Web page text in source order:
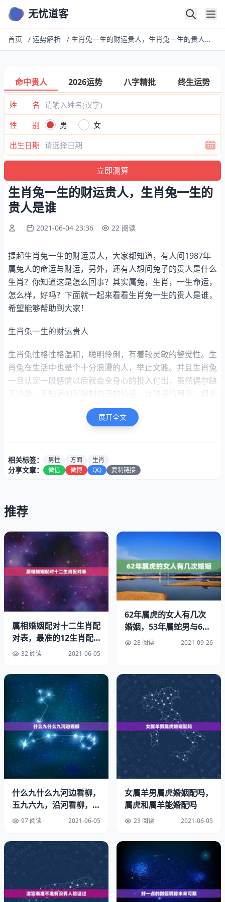
无忧道客
首页 / 运势解析 / 生肖兔一生的财运贵人，生肖兔一生的贵人是谁
命中贵人 2026运势 八字精批 终生运势
姓 名
性 别
男
女
出生日期
生肖兔一生的财运贵人，生肖兔一生的
贵人是谁
2021-06-04 23:36 22 阅读
提起生肖兔一生的财运贵人，大家都知道，有人问1987年
属兔人的命运与财运，另外，还有人想问兔子的贵人是什么
生肖？你知道这是怎么回事？其实属兔，生肖，一生命运，
怎么样，好吗？下面就一起来看看生肖兔一生的贵人是谁，
希望能够帮助到大家！
生肖兔一生的财运贵人
生肖兔性格性格温和，聪明伶俐，有着较灵敏的警觉性。生
肖兔在生活中也是个十分浪漫的人，举止文雅。并且生肖兔
一旦认定一段感情以后就会全身心的投入付出，虽然偶尔缺
乏冷静，不知道如何控制自己的情感，比较感情用事。但多
数时候生肖是兔的人还是十分温暖体贴的。他们心思缜密，
善于沟通和交际，所以人缘也特别好。生肖兔命中有两大贵
生肖是兔的人不善与人争斗，生活中谦虚礼让。为人和善，
乐于助人。所以积攒了不少好人缘。做事谦虚谨慎，但是有
放在心上，并且自己为了这些谣言暗自努力，改变自己，让
麻烦事，在他们看来，人和人的关系是很容易被建立起来
的，维持也是一样。但前提是自己要努力成为一个有文明、
有礼貌的人。
生肖兔的虚荣心很强，性情有时候不稳定，容易急躁，满足
于现状的时候多。但是他们意志很坚定对于生活中遇到的困
的事情他们就越想要挑战，所以在生活阅历这方面生肖兔也
有着较为丰富的体验。他们积观，幽默风趣，总是为身边人
带来欢声笑语。相比起那些喋喋不休的争吵和暗地里的勾心
斗角，他们更向往平静的生活。
展开全文
相关标签： 男性 方面 生肖
分享文章： 微信 微博 QQ 复制链接
推荐
属相婚姻配对十二生肖配
对表，最准的12生肖配
对表？
32 阅读 2021-06-05
62年属虎的女人有几次
婚姻，53年属蛇男与62
年属虎女婚姻
28 阅读 2021-09-26
什么九什么九河边看柳，
五九六九，沿河看柳，七
九河开，雁来是什么意思
97 阅读 2021-06-05
女属羊男属虎婚姻配吗，
属虎和属羊能婚配吗
23 阅读 2021-06-05